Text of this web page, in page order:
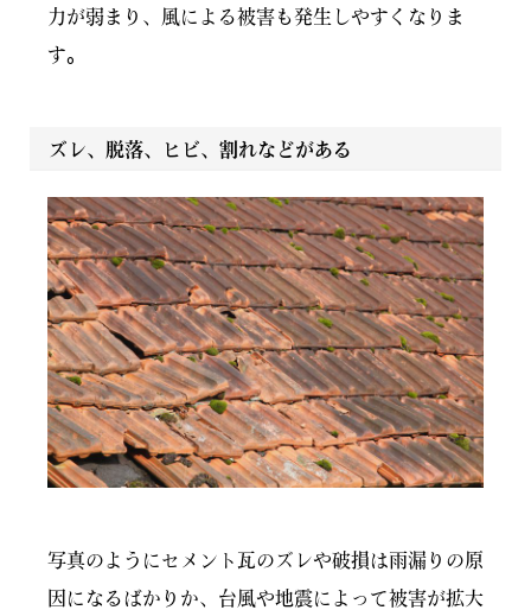
力が弱まり、風による被害も発生しやすくなりま
す。
ズレ、脱落、ヒビ、割れなどがある
写真のようにセメント瓦のズレや破損は雨漏りの原
因になるばかりか、台風や地震によって被害が拡大